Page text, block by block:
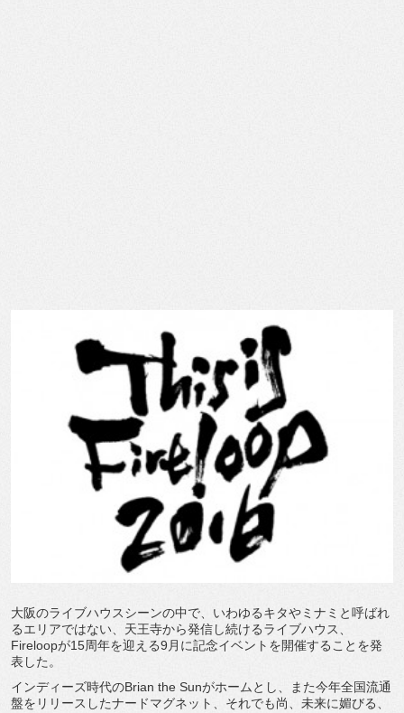
大阪のライブハウスシーンの中で、いわゆるキタやミナミと呼ばれ
るエリアではない、天王寺から発信し続けるライブハウス、
Fireloopが15周年を迎える9月に記念イベントを開催することを発
表した。
インディーズ時代のBrian the Sunがホームとし、また今年全国流通
盤をリリースしたナードマグネット、それでも尚、未来に媚びる、